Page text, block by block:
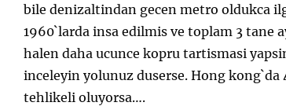
bile denizaltindan gecen metro oldukca
1960`larda insa edilmis ve toplam 3 tane
halen daha ucunce kopru tartismasi
inceleyin yolunuz duserse. Hong
tehlikeli oluyorsa….